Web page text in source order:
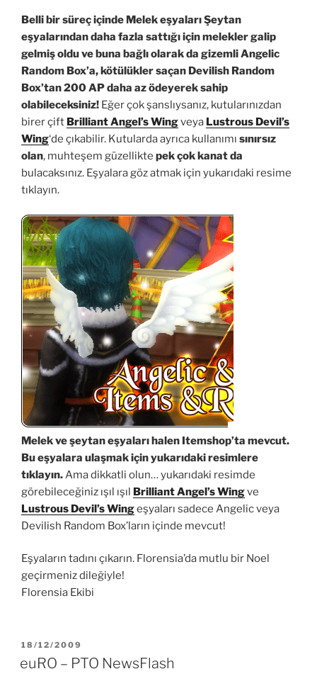
Belli bir süreç içinde Melek eşyaları Şeytan
eşyalarından daha fazla sattığı için melekler galip
gelmiş oldu ve buna bağlı olarak da gizemli Angelic
Random Box’a, kötülükler saçan Devilish Random
Box’tan 200 AP daha az ödeyerek sahip
olabileceksiniz! Eğer çok şanslıysanız, kutularınızdan
birer çift Brilliant Angel’s Wingveya Lustrous Devil’s
Wing‘de çıkabilir. Kutularda ayrıca kullanımı sınırsız
olan, muhteşem güzellikte pek çok kanat da
bulacaksınız. Eşyalara göz atmak için yukarıdaki resime
tıklayın.
Melek ve şeytan eşyaları halen Itemshop’ta mevcut.
Bu eşyalara ulaşmak için yukarıdaki resimlere
tıklayın.Ama dikkatli olun… yukarıdaki resimde
görebileceğiniz ışıl ışıl Brilliant Angel’s Wingve
Lustrous Devil’s Wingeşyaları sadece Angelic veya
Devilish Random Box’ların içinde mevcut!
Eşyaların tadını çıkarın. Florensia’da mutlu bir Noel
geçirmeniz dileğiyle!
Florensia Ekibi
YAYIM
TARIHI
18/12/2009
euRO – PTO NewsFlash